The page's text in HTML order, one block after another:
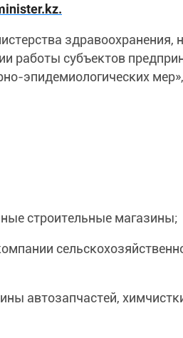
здравоохранения,
работы субъектов
эпидемиологических
строительные магазины;
автозапчастей,